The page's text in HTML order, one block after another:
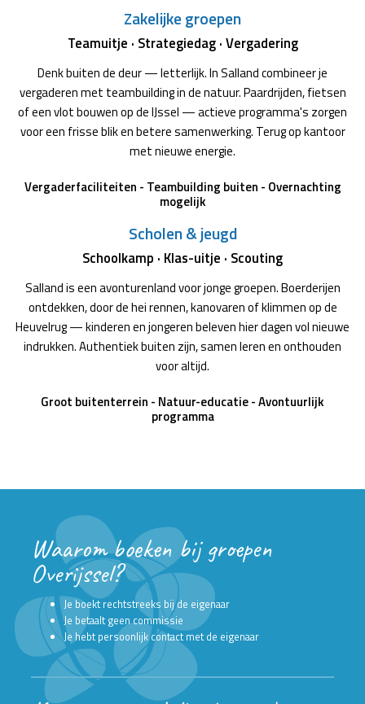
Zakelijke groepen
Teamuitje · Strategiedag · Vergadering
Denk buiten de deur — letterlijk. In Salland combineer je
vergaderen met teambuilding in de natuur. Paardrijden, fietsen
of een vlot bouwen op de IJssel — actieve programma's zorgen
voor een frisse blik en betere samenwerking. Terug op kantoor
met nieuwe energie.
Vergaderfaciliteiten - Teambuilding buiten - Overnachting
mogelijk
Scholen & jeugd
Schoolkamp · Klas-uitje · Scouting
Salland is een avonturenland voor jonge groepen. Boerderijen
ontdekken, door de hei rennen, kanovaren of klimmen op de
Heuvelrug — kinderen en jongeren beleven hier dagen vol nieuwe
indrukken. Authentiek buiten zijn, samen leren en onthouden
voor altijd.
Groot buitenterrein - Natuur-educatie - Avontuurlijk
programma
Waarom boeken bij groepen
Overijssel?
Je boekt rechtstreeks bij de eigenaar
Je betaalt geen commissie
Je hebt persoonlijk contact met de eigenaar